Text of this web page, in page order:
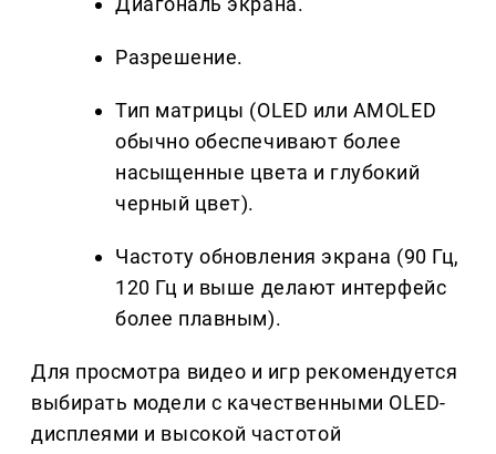
Разрешение.
Тип матрицы (OLED или AMOLED
обычно обеспечивают более
насыщенные цвета и глубокий
черный цвет).
Частоту обновления экрана (90 Гц,
120 Гц и выше делают интерфейс
более плавным).
Для просмотра видео и игр рекомендуется
выбирать модели с качественными OLED-
дисплеями и высокой частотой